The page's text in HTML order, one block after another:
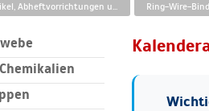
Displayartikel, Abheftvorrichtungen und Befestigungstechnik